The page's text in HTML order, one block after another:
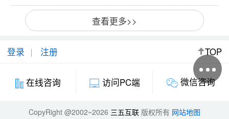
查看更多>>
登录 注册 TOP
在线咨询 访问PC端 微信咨询
CopyRight @2002~2026 三五互联 版权所有 网站地图